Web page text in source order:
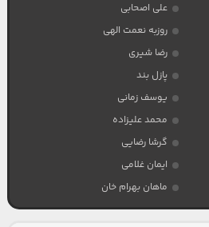
علی اصحابی
روزبه نعمت الهی
رضا شیری
پازل بند
یوسف زمانی
محمد علیزاده
گرشا رضایی
ایمان غلامی
ماهان بهرام خان